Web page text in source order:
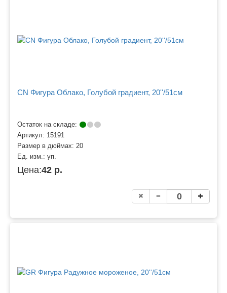
CN Фигура Облако, Голубой градиент, 20''/51см
Остаток на складе:
Артикул: 15191
Размер в дюймах: 20
Ед. изм.: уп.
Цена:42 р.